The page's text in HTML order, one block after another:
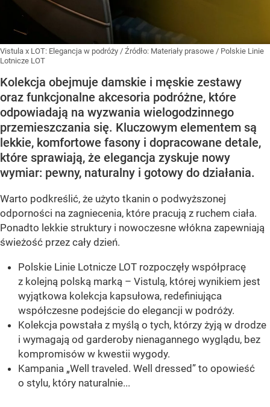
Vistula x LOT: Elegancja w podróży / Źródło: Materiały prasowe / Polskie Linie
Lotnicze LOT
Kolekcja obejmuje damskie i męskie zestawy
oraz funkcjonalne akcesoria podróżne, które
odpowiadają na wyzwania wielogodzinnego
przemieszczania się. Kluczowym elementem są
lekkie, komfortowe fasony i dopracowane detale,
które sprawiają, że elegancja zyskuje nowy
wymiar: pewny, naturalny i gotowy do działania.
Warto podkreślić, że użyto tkanin o podwyższonej
odporności na zagniecenia, które pracują z ruchem ciała.
Ponadto lekkie struktury i nowoczesne włókna zapewniają
świeżość przez cały dzień.
Polskie Linie Lotnicze LOT rozpoczęły współpracę
z kolejną polską marką – Vistulą, której wynikiem jest
wyjątkowa kolekcja kapsułowa, redefiniująca
współczesne podejście do elegancji w podróży.
Kolekcja powstała z myślą o tych, którzy żyją w drodze
i wymagają od garderoby nienagannego wyglądu, bez
kompromisów w kwestii wygody.
Kampania „Well traveled. Well dressed” to opowieść
o stylu, który naturalnie...